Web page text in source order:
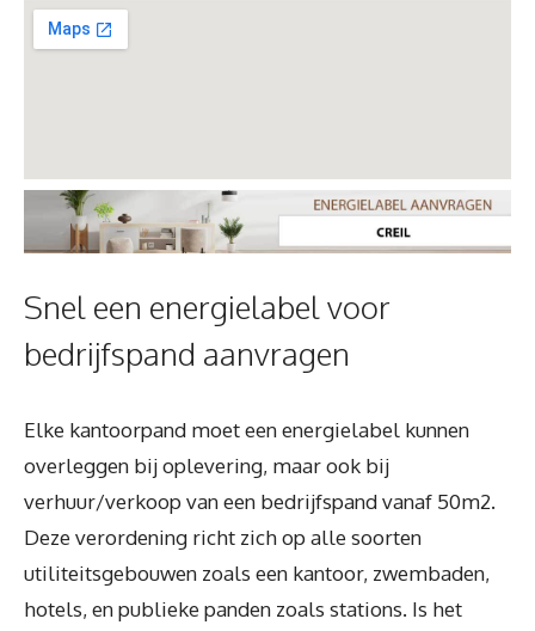
Snel een energielabel voor
bedrijfspand aanvragen
Elke kantoorpand moet een energielabel kunnen
overleggen bij oplevering, maar ook bij
verhuur/verkoop van een bedrijfspand vanaf 50m2.
Deze verordening richt zich op alle soorten
utiliteitsgebouwen zoals een kantoor, zwembaden,
hotels, en publieke panden zoals stations. Is het